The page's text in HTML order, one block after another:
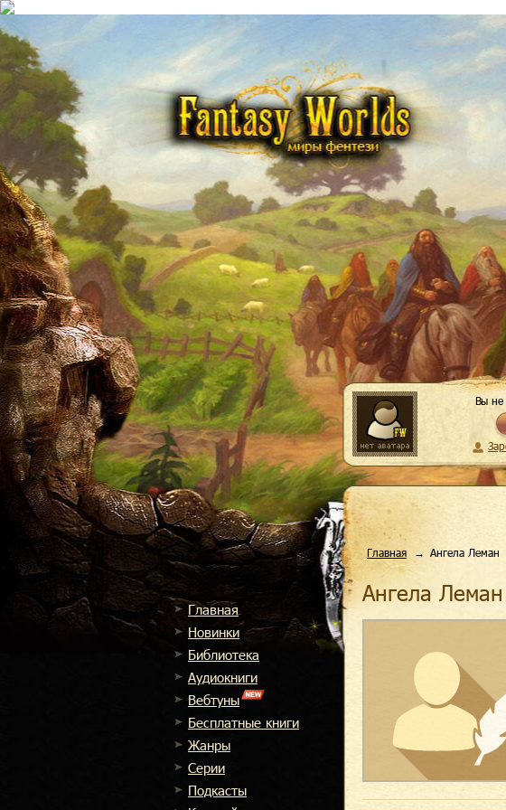
Вы не
Главная
Новинки
Библиотека
Аудиокниги
Вебтуны
Бесплатные книги
Жанры
Cерии
Подкасты
Главная Ангела Леман
Ангела Леман